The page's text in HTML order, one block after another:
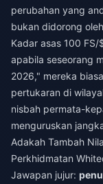
perubahan yang
bukan didorong
Kadar asas 100
apabila seseorang
2026," mereka
pertukaran di
nisbah permata-
menguruskan
Adakah Tambah
Perkhidmatan
Jawapan jujur: